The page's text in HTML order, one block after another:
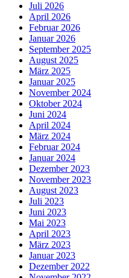
Juli 2026
April 2026
Februar 2026
Januar 2026
September 2025
August 2025
März 2025
Januar 2025
November 2024
Oktober 2024
Juni 2024
April 2024
März 2024
Februar 2024
Januar 2024
Dezember 2023
November 2023
August 2023
Juli 2023
Juni 2023
Mai 2023
April 2023
März 2023
Januar 2023
Dezember 2022